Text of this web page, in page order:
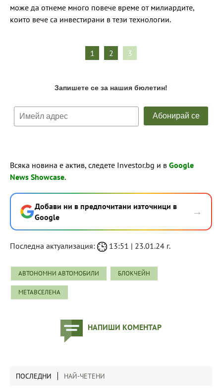
може да отнеме много повече време от милиардите,
които вече са инвестирани в тези технологии.
1 2 3
Всяка новина е актив, следете Investor.bg и в Google
News Showcase.
Добави ни в предпочитани източници в
Google
→
Последна актуализация: 13:51 | 23.01.24 г.
АВТОНОМНИ АВТОМОБИЛИ БЛОКЧЕЙН
МЕТАВСЕЛЕНА
НАПИШИ КОМЕНТАР
ПОСЛЕДНИ НАЙ-ЧЕТЕНИ